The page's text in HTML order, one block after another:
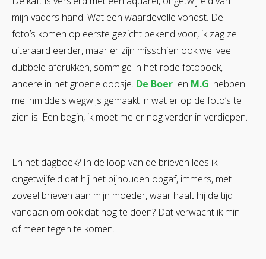
mijn vaders hand. Wat een waardevolle vondst. De
foto’s komen op eerste gezicht bekend voor, ik zag ze
uiteraard eerder, maar er zijn misschien ook wel veel
dubbele afdrukken, sommige in het rode fotoboek,
andere in het groene doosje. De Boer en M.G. hebben
me inmiddels wegwijs gemaakt in wat er op de foto’s te
zien is. Een begin, ik moet me er nog verder in verdiepen.
En het dagboek? In de loop van de brieven lees ik
ongetwijfeld dat hij het bijhouden opgaf, immers, met
zoveel brieven aan mijn moeder, waar haalt hij de tijd
vandaan om ook dat nog te doen? Dat verwacht ik min
of meer tegen te komen.